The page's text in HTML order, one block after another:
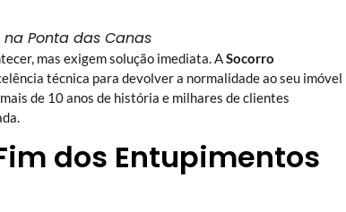
Ponta das Canas
mas exigem solução imediata. ASocorro
técnica para devolver a normalidade ao seu imóvel
de 10 anos de história e milhares de clientes
dos Entupimentos